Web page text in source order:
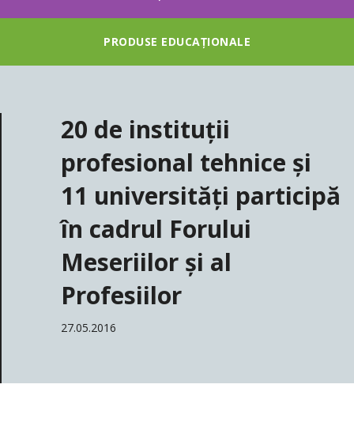
PRODUSE EDUCAȚIONALE
20 de instituții
profesional tehnice și
11 universități participă
în cadrul Forului
Meseriilor și al
Profesiilor
27.05.2016